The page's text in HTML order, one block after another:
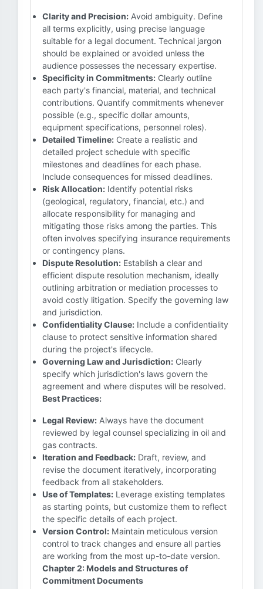
Clarity and Precision: Avoid ambiguity. Define
all terms explicitly, using precise language
suitable for a legal document. Technical jargon
should be explained or avoided unless the
audience possesses the necessary expertise.
Specificity in Commitments: Clearly outline
each party's financial, material, and technical
contributions. Quantify commitments whenever
possible (e.g., specific dollar amounts,
equipment specifications, personnel roles).
Detailed Timeline: Create a realistic and
detailed project schedule with specific
milestones and deadlines for each phase.
Include consequences for missed deadlines.
Risk Allocation: Identify potential risks
(geological, regulatory, financial, etc.) and
allocate responsibility for managing and
mitigating those risks among the parties. This
often involves specifying insurance requirements
or contingency plans.
Dispute Resolution: Establish a clear and
efficient dispute resolution mechanism, ideally
outlining arbitration or mediation processes to
avoid costly litigation. Specify the governing law
and jurisdiction.
Confidentiality Clause: Include a confidentiality
clause to protect sensitive information shared
during the project's lifecycle.
Governing Law and Jurisdiction: Clearly
specify which jurisdiction's laws govern the
agreement and where disputes will be resolved.
Best Practices:
Legal Review: Always have the document
reviewed by legal counsel specializing in oil and
gas contracts.
Iteration and Feedback: Draft, review, and
revise the document iteratively, incorporating
feedback from all stakeholders.
Use of Templates: Leverage existing templates
as starting points, but customize them to reflect
the specific details of each project.
Version Control: Maintain meticulous version
control to track changes and ensure all parties
are working from the most up-to-date version.
Chapter 2: Models and Structures of
Commitment Documents